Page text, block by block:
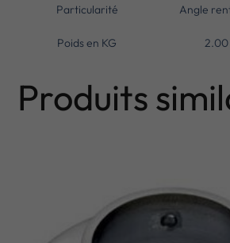
Particularité Angle
Poids en KG 2.00
Produits